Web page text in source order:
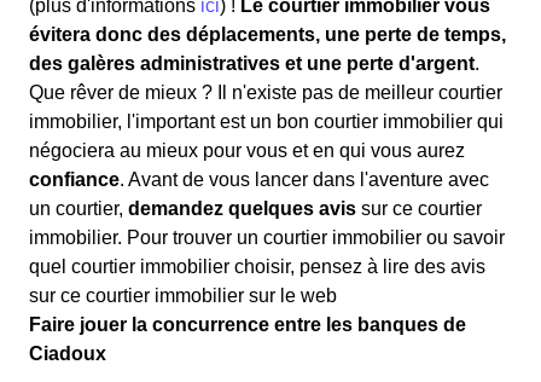
(plus d'informations ici) ! Le courtier immobilier vous
évitera donc des déplacements, une perte de temps,
des galères administratives et une perte d'argent.
Que rêver de mieux ? Il n'existe pas de meilleur courtier
immobilier, l'important est un bon courtier immobilier qui
négociera au mieux pour vous et en qui vous aurez
confiance. Avant de vous lancer dans l'aventure avec
un courtier, demandez quelques avis sur ce courtier
immobilier. Pour trouver un courtier immobilier ou savoir
quel courtier immobilier choisir, pensez à lire des avis
sur ce courtier immobilier sur le web
Faire jouer la concurrence entre les banques de
Ciadoux